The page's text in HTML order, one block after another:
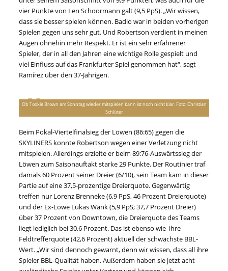
vier Punkte von Len Schoormann galt (9,5 PpS). „Wir wissen,
dass sie besser spielen können. Badio war in beiden vorherigen
Spielen gegen uns sehr gut. Und Robertson verdient in meinen
Augen ohnehin mehr Respekt. Er ist ein sehr erfahrener
Spieler, der in all den Jahren eine wichtige Rolle gespielt und
viel Einfluss auf das Frankfurter Spiel genommen hat“, sagt
Ramírez über den 37-Jährigen.
Ob Tookie Brown am Sonntag wieder mitspielen kann ist noch nicht klar. Foto: Christian
Schlüter
Beim Pokal-Viertelfinalsieg der Löwen (86:65) gegen die
SKYLINERS konnte Robertson wegen einer Verletzung nicht
mitspielen. Allerdings erzielte er beim 89:76-Auswärtssieg der
Löwen zum Saisonauftakt starke 29 Punkte. Der Routinier traf
damals 60 Prozent seiner Dreier (6/10), sein Team kam in dieser
Partie auf eine 37,5-prozentige Dreierquote. Gegenwärtig
treffen nur Lorenz Brenneke (6,9 PpS, 46 Prozent Dreierquote)
und der Ex-Löwe Lukas Wank (5,9 PpS; 37,7 Prozent Dreier)
über 37 Prozent von Downtown, die Dreierquote des Teams
liegt lediglich bei 30,6 Prozent. Das ist ebenso wie ihre
Feldtrefferquote (42,6 Prozent) aktuell der schwächste BBL-
Wert. „Wir sind dennoch gewarnt, denn wir wissen, dass all ihre
Spieler BBL-Qualität haben. Außerdem haben sie jetzt acht